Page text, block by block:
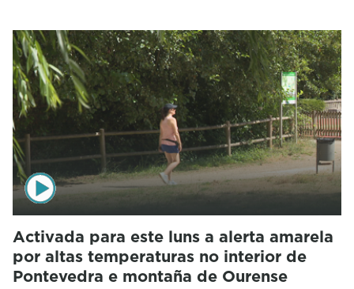
Activada para este luns a alerta amarela
por altas temperaturas no interior de
Pontevedra e montaña de Ourense